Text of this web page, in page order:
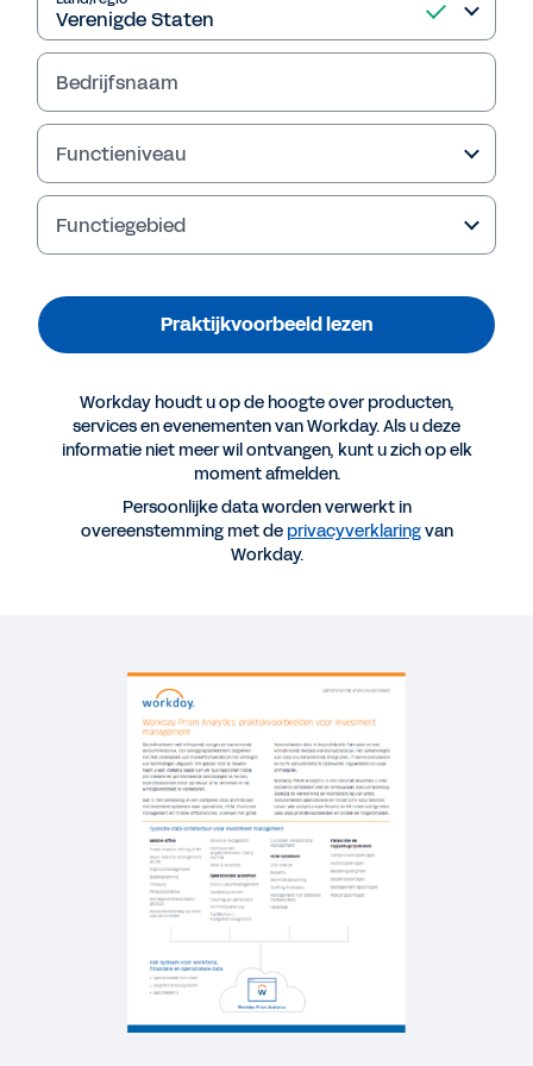
beslissingen.
Praktijkvoorbeeld lezen
Meer resources
PRAKTIJKVOORBEELD
Praktijkvoorbeeld: Workday Prism Analytics voor
SUCCESS STORY
The Advantages of Streamlined Data
Making Informed Decisions with Improved
Transparency
Leverage Data to Influence Success
Bedrijfsnaam
Functieniveau
Functiegebied
Praktijkvoorbeeld lezen
Workday houdt u op de hoogte over producten,
services en evenementen van Workday. Als u deze
informatie niet meer wil ontvangen, kunt u zich op elk
moment afmelden.
Persoonlijke data worden verwerkt in
overeenstemming met de privacyverklaringvan
Workday.